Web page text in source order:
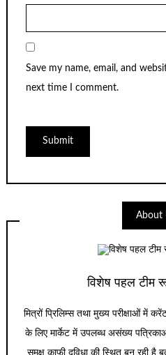
Save my name, email, and
next time I comment.
About
विशेष पहल टीम
मित्रों प्रिलिम्स तथा मुख्य परीक्षाओं में
के लिए मार्केट में उपलब्ध असंख्य
समक्ष काफी दुविधा की स्थित बन रही है